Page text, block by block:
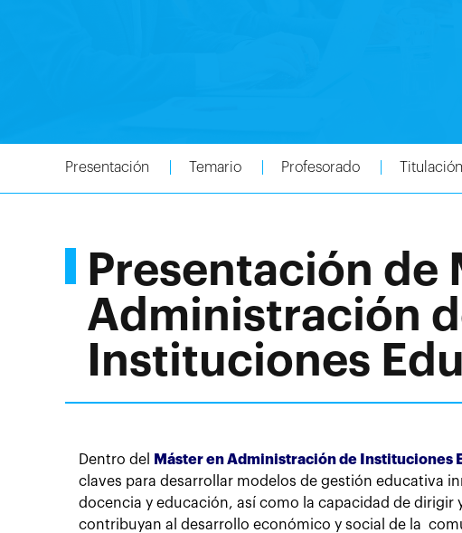
Presentación Temario Profesorado Titulación
Presentación de
Administración
Instituciones
Dentro del Máster en Administración de Instituciones
claves para desarrollar modelos de gestión educativa
docencia y educación, así como la capacidad de
contribuyan al desarrollo económico y social de la